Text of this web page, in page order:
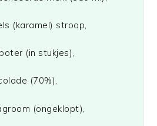
(karamel) stroop,
(in stukjes),
(70%),
(ongeklopt),